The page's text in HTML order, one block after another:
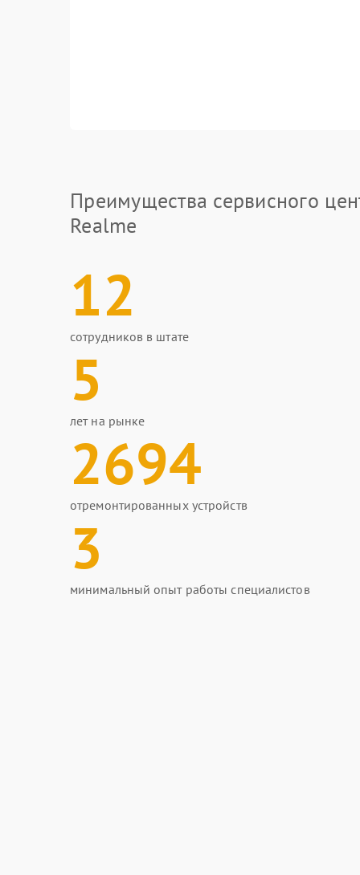
Преимущества сервисного
Realme
12
сотрудников в штате
5
лет на рынке
2694
отремонтированных устройств
3
минимальный опыт работы специалистов